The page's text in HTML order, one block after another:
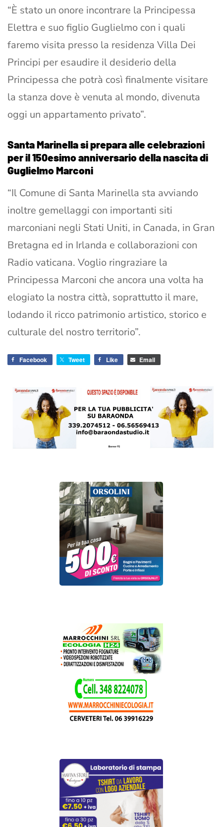
“È stato un onore incontrare la Principessa
Elettra e suo figlio Guglielmo con i quali
faremo visita presso la residenza Villa Dei
Principi per esaudire il desiderio della
Principessa che potrà così finalmente visitare
la stanza dove è venuta al mondo, divenuta
oggi un appartamento privato”.
Santa Marinella si prepara alle celebrazioni
per il 150esimo anniversario della nascita di
Guglielmo Marconi
“Il Comune di Santa Marinella sta avviando
inoltre gemellaggi con importanti siti
marconiani negli Stati Uniti, in Canada, in Gran
Bretagna ed in Irlanda e collaborazioni con
Radio vaticana. Voglio ringraziare la
Principessa Marconi che ancora una volta ha
elogiato la nostra città, soprattutto il mare,
lodando il ricco patrimonio artistico, storico e
culturale del nostro territorio”.
Facebook Tweet Like Email